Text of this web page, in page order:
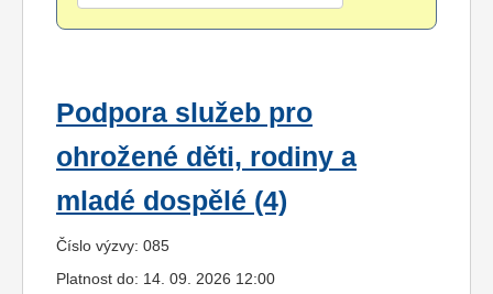
Podpora služeb pro
ohrožené děti, rodiny a
mladé dospělé (4)
Číslo výzvy: 085
Platnost do: 14. 09. 2026 12:00